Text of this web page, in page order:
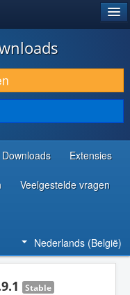
Downloads Extensies
Veelgestelde vragen
Nederlands (België)
Stable